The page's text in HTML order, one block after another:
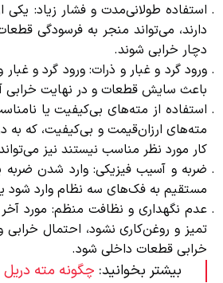
استفاده طولانی‌مدت و فشار زیاد: یکی
دارند، می‌تواند منجر به فرسودگی
دچار خرابی شوند.
ورود گرد و غبار و ذرات: ورود گرد و
باعث سایش قطعات و در نهایت خرابی
استفاده از مته‌های بی‌کیفیت یا
مته‌های ارزان‌قیمت و بی‌کیفیت، که
کار مورد نظر مناسب نیستند نیز
ضربه و آسیب فیزیکی: وارد شدن ضربه
مستقیم به فک‌های سه نظام وارد شود
عدم نگهداری و نظافت منظم: مورد
تمیز و روغن‌کاری نشود، احتمال
خرابی قطعات داخلی شود.
بیشتر بخوانید:چگونه مته دریل